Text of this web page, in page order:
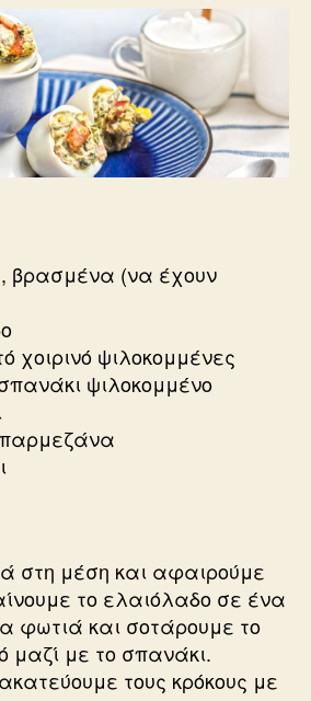
με
σπανάκι,
καπνιστό
χοιρινό
και
γιαούρτι
(να έχουν
χοιρινό ψιλοκομμένες
ψιλοκομμένο
παρμεζάνα
στη μέση και αφαιρούμε
το ελαιόλαδο σε ένα
φωτιά και σοτάρουμε το
μαζί με το σπανάκι.
τους κρόκους με